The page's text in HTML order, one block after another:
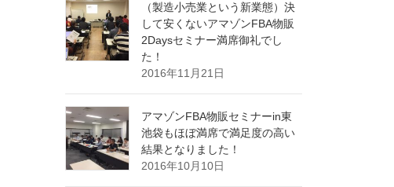
（製造小売業という新業態）決
して安くないアマゾンFBA物販
2Daysセミナー満席御礼でし
た！
2016年11月21日
アマゾンFBA物販セミナーin東
池袋もほぼ満席で満足度の高い
結果となりました！
2016年10月10日